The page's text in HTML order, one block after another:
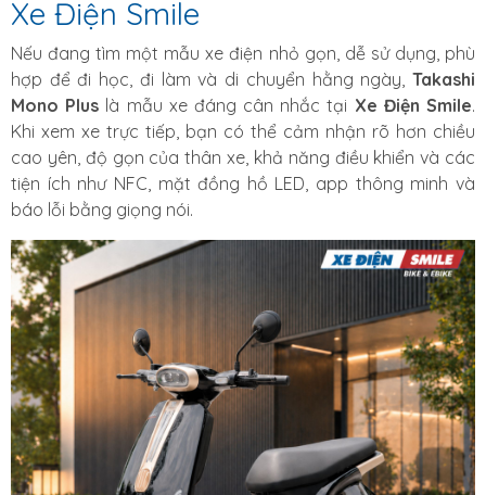
Xe Điện Smile
Nếu đang tìm một mẫu xe điện nhỏ gọn, dễ sử dụng, phù
hợp để đi học, đi làm và di chuyển hằng ngày, Takashi
Mono Plus là mẫu xe đáng cân nhắc tại Xe Điện Smile.
Khi xem xe trực tiếp, bạn có thể cảm nhận rõ hơn chiều
cao yên, độ gọn của thân xe, khả năng điều khiển và các
tiện ích như NFC, mặt đồng hồ LED, app thông minh và
báo lỗi bằng giọng nói.